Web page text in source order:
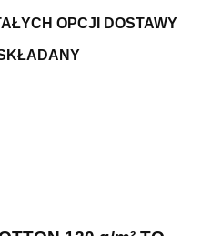
OPCJI DOSTAWY